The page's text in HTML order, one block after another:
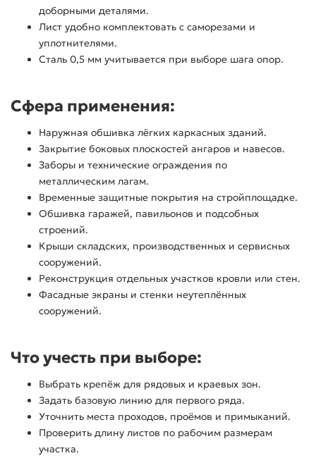
доборными деталями.
Лист удобно комплектовать с саморезами и
уплотнителями.
Сталь 0,5 мм учитывается при выборе шага опор.
Сфера применения:
Наружная обшивка лёгких каркасных зданий.
Закрытие боковых плоскостей ангаров и навесов.
Заборы и технические ограждения по
металлическим лагам.
Временные защитные покрытия на стройплощадке.
Обшивка гаражей, павильонов и подсобных
строений.
Крыши складских, производственных и сервисных
сооружений.
Реконструкция отдельных участков кровли или стен.
Фасадные экраны и стенки неутеплённых
сооружений.
Что учесть при выборе:
Выбрать крепёж для рядовых и краевых зон.
Задать базовую линию для первого ряда.
Уточнить места проходов, проёмов и примыканий.
Проверить длину листов по рабочим размерам
участка.